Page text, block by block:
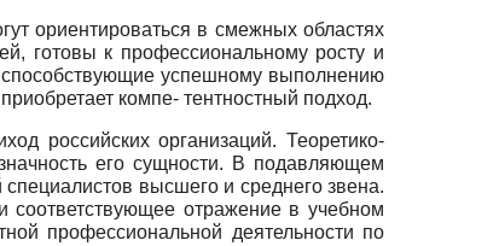
ориентироваться в смежных областях
готовы к профессиональному росту и
успешному выполнению
компе- тентностный подход.
российских организаций. Теоретико-
его сущности. В подавляющем
высшего и среднего звена.
соответствующее отражение в учебном
профессиональной деятельности по